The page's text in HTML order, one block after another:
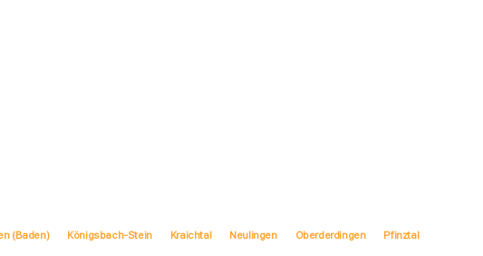
(Baden) Königsbach-Stein Kraichtal Neulingen Oberderdingen Pfinztal